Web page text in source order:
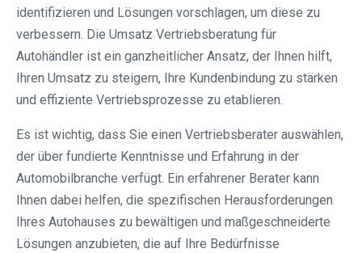
identifizieren und Lösungen vorschlagen, um diese zu
verbessern. Die Umsatz Vertriebsberatung für
Autohändler ist ein ganzheitlicher Ansatz, der Ihnen hilft,
Ihren Umsatz zu steigern, Ihre Kundenbindung zu stärken
und effiziente Vertriebsprozesse zu etablieren.
Es ist wichtig, dass Sie einen Vertriebsberater auswählen,
der über fundierte Kenntnisse und Erfahrung in der
Automobilbranche verfügt. Ein erfahrener Berater kann
Ihnen dabei helfen, die spezifischen Herausforderungen
Ihres Autohauses zu bewältigen und maßgeschneiderte
Lösungen anzubieten, die auf Ihre Bedürfnisse